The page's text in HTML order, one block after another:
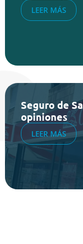
LEER MÁS
Seguro de
opiniones
LEER MÁS